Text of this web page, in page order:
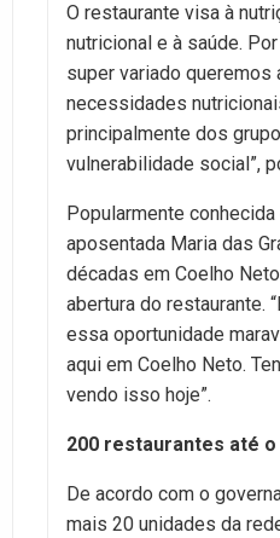
O restaurante visa à
nutricional e à saúde.
super variado queremos
necessidades
principalmente dos
vulnerabilidade social”,
Popularmente
aposentada Maria das
décadas em Coelho
abertura do restaurante.
essa oportunidade
aqui em Coelho Neto.
vendo isso hoje”.
200 restaurantes até o
De acordo com o
mais 20 unidades da